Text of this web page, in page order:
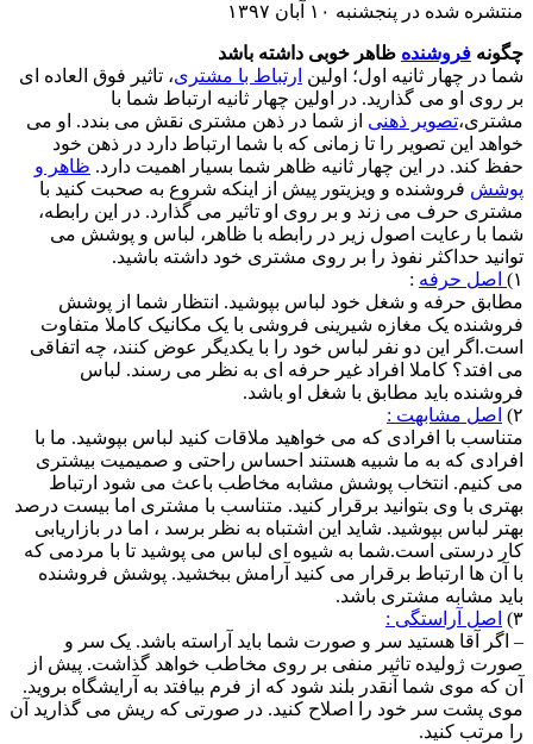
منتشره شده در پنجشنبه ۱۰ آبان ۱۳۹۷
چگونه فروشنده ظاهر خوبی داشته باشد
شما در چهار ثانیه اول؛ اولین ارتباط با مشتری، تاثیر فوق العاده ای
بر روی او می گذارید. در اولین چهار ثانیه ارتباط شما با
مشتری،تصویر ذهنی از شما در ذهن مشتری نقش می بندد. او می
خواهد این تصویر را تا زمانی که با شما ارتباط دارد در ذهن خود
حفظ کند. در این چهار ثانیه ظاهر شما بسیار اهمیت دارد. ظاهر و
پوشش فروشنده و ویزیتور پیش از اینکه شروع به صحبت کنید با
مشتری حرف می زند و بر روی او تاثیر می گذارد. در این رابطه،
شما با رعایت اصول زیر در رابطه با ظاهر، لباس و پوشش می
توانید حداکثر نفوذ را بر روی مشتری خود داشته باشید.
۱)
اصل حرفه :
مطابق حرفه و شغل خود لباس بپوشید. انتظار شما از پوشش
فروشنده یک مغازه شیرینی فروشی با یک مکانیک کاملا متفاوت
است.اگر این دو نفر لباس خود را با یکدیگر عوض کنند، چه اتفاقی
می افتد؟ کاملا افراد غیر حرفه ای به نظر می رسند. لباس
فروشنده باید مطابق با شغل او باشد.
۲)
اصل مشابهت :
متناسب با افرادی که می خواهید ملاقات کنید لباس بپوشید. ما با
افرادی که به ما شبیه هستند احساس راحتی و صمیمیت بیشتری
می کنیم. انتخاب پوشش مشابه مخاطب باعث می شود ارتباط
بهتری با وی بتوانید برقرار کنید. متناسب با مشتری اما بیست درصد
بهتر لباس بپوشید. شاید این اشتباه به نظر برسد ، اما در بازاریابی
کار درستی است.شما به شیوه ای لباس می پوشید تا با مردمی که
با آن ها ارتباط برقرار می کنید آرامش ببخشید. پوشش فروشنده
باید مشابه مشتری باشد.
۳)
اصل آراستگی :
– اگر آقا هستید سر و صورت شما باید آراسته باشد. یک سر و
صورت ژولیده تاثیر منفی بر روی مخاطب خواهد گذاشت. پیش از
آن که موی شما آنقدر بلند شود که از فرم بیافتد به آرایشگاه بروید.
موی پشت سر خود را اصلاح کنید. در صورتی که ریش می گذارید آن
را مرتب کنید.